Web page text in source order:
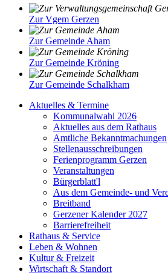
Zur Vgem Gerzen
Zur Gemeinde Aham
Zur Gemeinde Kröning
Zur Gemeinde Schalkham
Aktuelles & Termine
Kommunalwahl 2026
Aktuelles aus dem Rathaus
Amtliche Bekanntmachungen
Stellenausschreibungen
Ferienprogramm Gerzen
Veranstaltungen
Bürgerblatt'l
Aus dem Gemeinde- und
Breitband
Gerzener Kalender 2027
Barrierefreiheit
Rathaus & Service
Leben & Wohnen
Kultur & Freizeit
Wirtschaft & Standort